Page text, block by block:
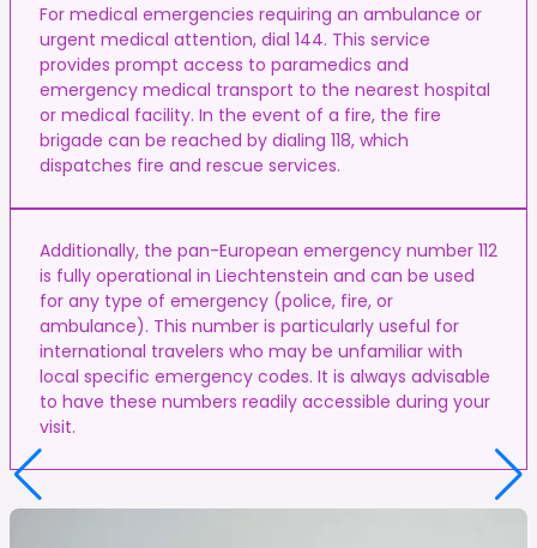
For medical emergencies requiring an ambulance or
urgent medical attention, dial 144. This service
provides prompt access to paramedics and
emergency medical transport to the nearest hospital
or medical facility. In the event of a fire, the fire
brigade can be reached by dialing 118, which
dispatches fire and rescue services.
Additionally, the pan-European emergency number 112
is fully operational in Liechtenstein and can be used
for any type of emergency (police, fire, or
ambulance). This number is particularly useful for
international travelers who may be unfamiliar with
local specific emergency codes. It is always advisable
to have these numbers readily accessible during your
visit.